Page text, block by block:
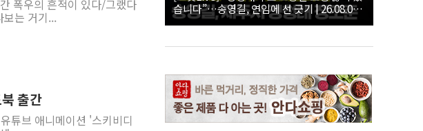
폭우의 흔적이 있다/그랬다
는 거기...
출간
튜브 애니메이션 '스키비디
습니다”…송영길, 연임에 선 긋기 | 26.08.08
더불어민주당 당대표·최고위원 후보 제주 합